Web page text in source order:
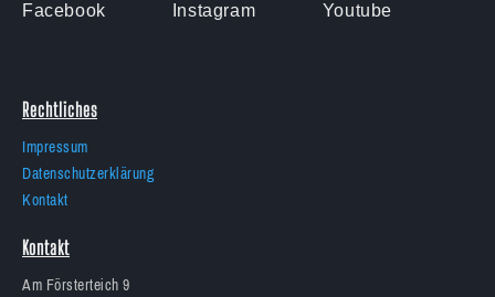
Facebook Instagram Youtube
Rechtliches
Impressum
Datenschutzerklärung
Kontakt
Kontakt
Am Försterteich 9